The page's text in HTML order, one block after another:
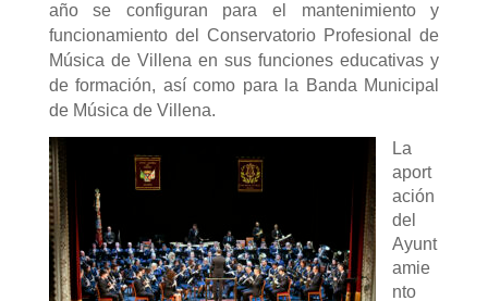
año se configuran para el mantenimiento y
funcionamiento del Conservatorio Profesional de
Música de Villena en sus funciones educativas y
de formación, así como para la Banda Municipal
de Música de Villena.
La
aport
ación
del
Ayunt
amie
nto